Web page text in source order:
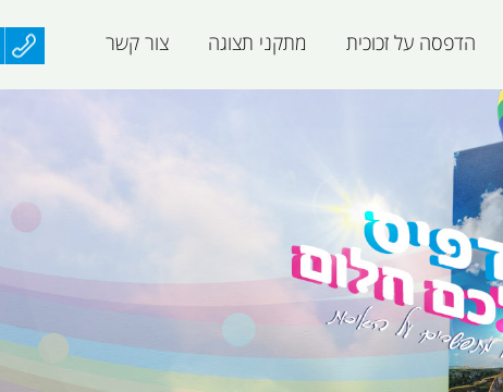
הדפסה על זכוכית מתקני תצוגה צור קשר